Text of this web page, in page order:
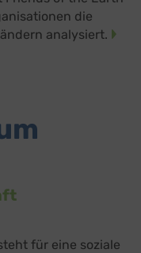
die
analysiert.
für eine soziale